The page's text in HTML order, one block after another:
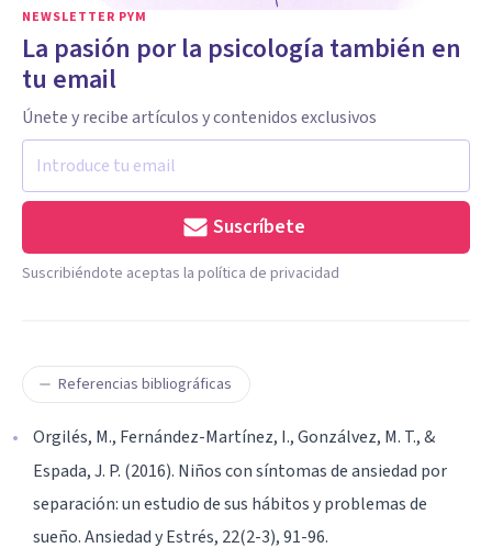
NEWSLETTER PYM
La pasión por la psicología también en
tu email
Únete y recibe artículos y contenidos exclusivos
Suscríbete
Suscribiéndote aceptas la política de privacidad
Referencias bibliográficas
Orgilés, M., Fernández-Martínez, I., Gonzálvez, M. T., &
Espada, J. P. (2016). Niños con síntomas de ansiedad por
separación: un estudio de sus hábitos y problemas de
sueño. Ansiedad y Estrés, 22(2-3), 91-96.